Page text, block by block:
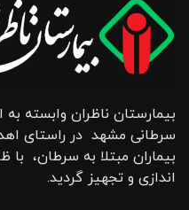
بیمارستان ناظران وابسته
سرطانی مشهد در راستای
اندازی و تجهیز گردید.